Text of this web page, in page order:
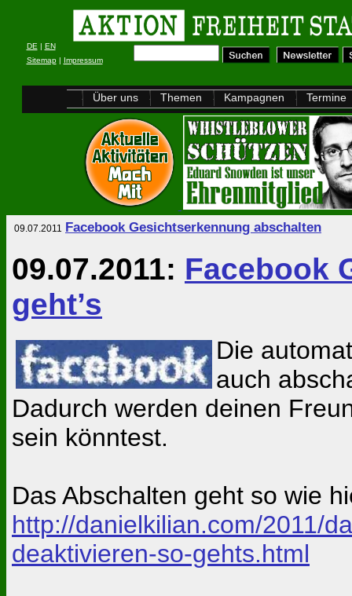
DE | EN
Sitemap| Impressum
Über uns Themen Kampagnen Termine
09.07.2011 Facebook Gesichtserkennung abschalten
09.07.2011: Facebook
geht’s
Die
auch
Dadurch werden deinen
sein könntest.
Das Abschalten geht so wie
http://danielkilian.com/2011/
deaktivieren-so-gehts.html